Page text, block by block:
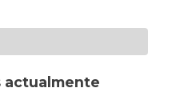
actualmente